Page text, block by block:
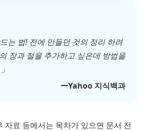
드는 법! 전에 만들던 것의 정리 하려
장과 절을 추가하고 싶은데 방법을
ーYahoo 지식백과
자료 등에서는 목차가 있으면 문서 전